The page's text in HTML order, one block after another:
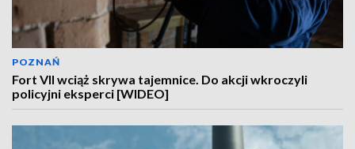
POZNAŃ
Fort VII wciąż skrywa tajemnice. Do akcji wkroczyli
policyjni eksperci [WIDEO]